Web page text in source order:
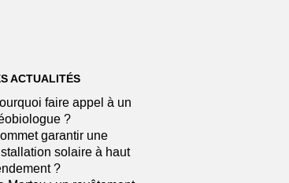
ACTUALITÉS
faire appel à un
?
garantir une
solaire à haut
?